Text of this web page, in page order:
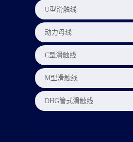
U型滑触线
动力母线
C型滑触线
M型滑触线
DHG管式滑触线